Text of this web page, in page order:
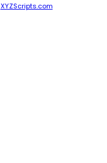
XYZScripts.com